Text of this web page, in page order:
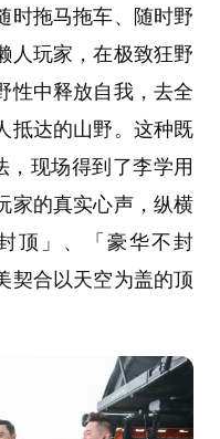
时拖马拖车、随时野
人玩家，在极致狂野
性中释放自我，去全
抵达的山野。这种既
，现场得到了李学用
家的真实心声，纵横
顶」、「豪华不封
契合以天空为盖的顶